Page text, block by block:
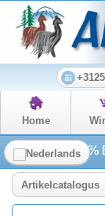
Home
Artikelcatalogus